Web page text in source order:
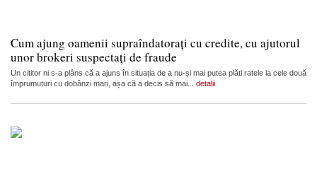
Cum ajung oamenii supraîndatorați cu credite, cu ajutorul
unor brokeri suspectați de fraude
Un cititor ni s-a plâns că a ajuns în situația de a nu-și mai putea plăti ratele la cele două
împrumuturi cu dobânzi mari, așa că a decis să mai... detalii